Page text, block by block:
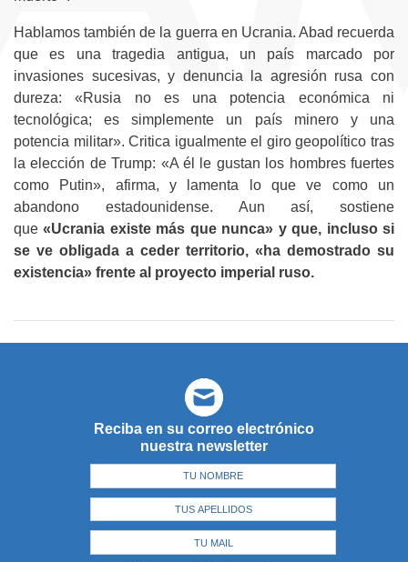
Hablamos también de la guerra en Ucrania. Abad recuerda
que es una tragedia antigua, un país marcado por
invasiones sucesivas, y denuncia la agresión rusa con
dureza: «Rusia no es una potencia económica ni
tecnológica; es simplemente un país minero y una
potencia militar». Critica igualmente el giro geopolítico tras
la elección de Trump: «A él le gustan los hombres fuertes
como Putin», afirma, y lamenta lo que ve como un
abandono estadounidense. Aun así, sostiene
que«Ucrania existe más que nunca» y que, incluso si
se ve obligada a ceder territorio, «ha demostrado su
existencia» frente al proyecto imperial ruso.
Reciba en su correo electrónico
nuestra newsletter